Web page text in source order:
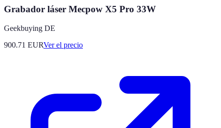
Grabador láser Mecpow X5 Pro 33W
Geekbuying DE
900.71 EURVer el precio